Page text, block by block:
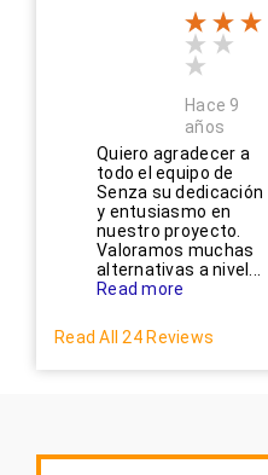
Hace 9
años
Quiero agradecer a
todo el equipo de
Senza su dedicación
y entusiasmo en
nuestro proyecto.
Valoramos muchas
alternativas a nivel...
Read more
Read All 24 Reviews